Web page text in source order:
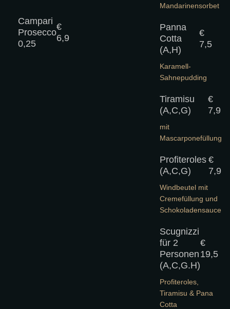
Campari
Prosecco
0,25
€
6,9
Mandarinensorbet
Panna
Cotta
(A,H)
€
7,5
Karamell-
Sahnepudding
Tiramisu
(A,C,G)
€
7,9
mit
Mascarponefüllung
Profiteroles
(A,C,G)
€
7,9
Windbeutel mit
Cremefüllung und
Schokoladensauce
Scugnizzi
für 2
Personen
(A,C,G.H)
€
19,5
Profiteroles,
Tiramisu & Pana
Cotta